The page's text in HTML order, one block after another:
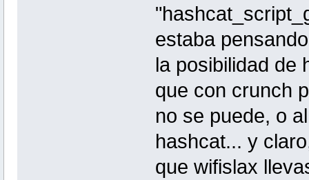
estaba
la posibilidad de
que con crunch
no se puede, o
hashcat... y
que wifislax